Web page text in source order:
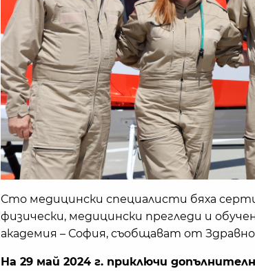
Сто медицински специалисти бяха
физически, медицински прегледи и
академия – София, съобщават от
На 29 май 2024 г. приключи